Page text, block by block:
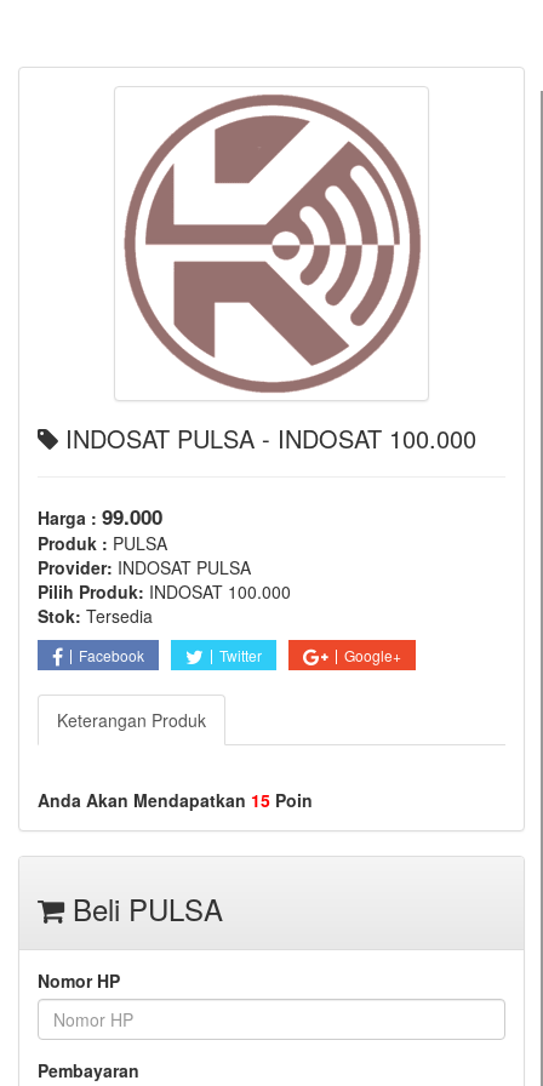
INDOSAT PULSA - INDOSAT 100.000
Harga : 99.000
Produk : PULSA
Provider: INDOSAT PULSA
Pilih Produk: INDOSAT 100.000
Stok: Tersedia
Facebook Twitter Google+
Keterangan Produk
Anda Akan Mendapatkan 15 Poin
Beli PULSA
Nomor HP
Pembayaran